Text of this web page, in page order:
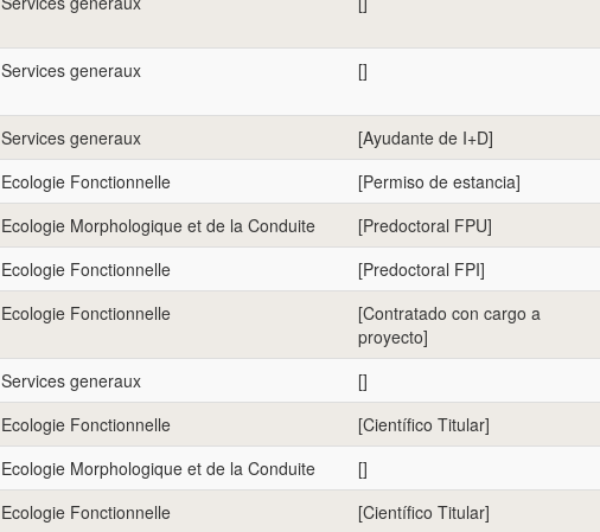
Services generaux []
Services generaux [Ayudante de I+D]
Ecologie Fonctionnelle [Permiso de estancia]
Ecologie Morphologique et de la Conduite [Predoctoral FPU]
Ecologie Fonctionnelle [Predoctoral FPI]
Ecologie Fonctionnelle
[Contratado con cargo a
proyecto]
Services generaux
[]
Ecologie Fonctionnelle [Científico Titular]
Ecologie Morphologique et de la Conduite
[]
Ecologie Fonctionnelle [Científico Titular]